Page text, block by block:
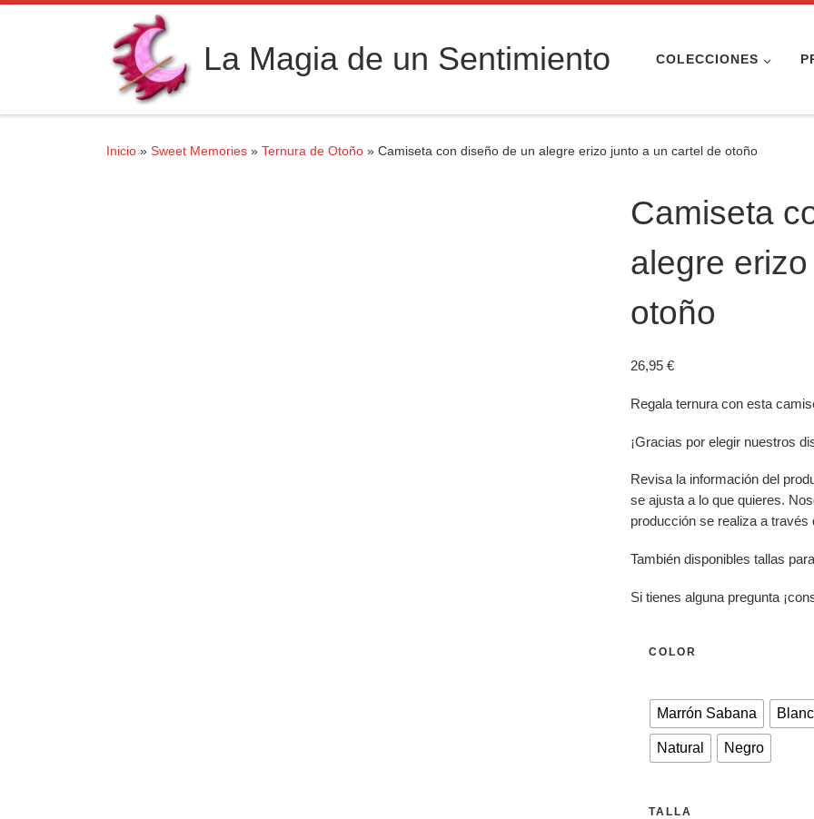
Saltar al contenido
La Magia de un Sentimiento COLECCIONES
Inicio » Sweet Memories » Ternura de Otoño » Camiseta con diseño de un alegre erizo junto a un cartel de otoño
Camiseta
alegre
otoño
26,95€
Regala ternura con esta
¡Gracias por elegir nuestros
Revisa la información del
se ajusta a lo que quieres.
producción se realiza a
También disponibles tallas
Si tienes alguna pregunta
COLOR
Marrón Sabana
Natural Negro
TALLA